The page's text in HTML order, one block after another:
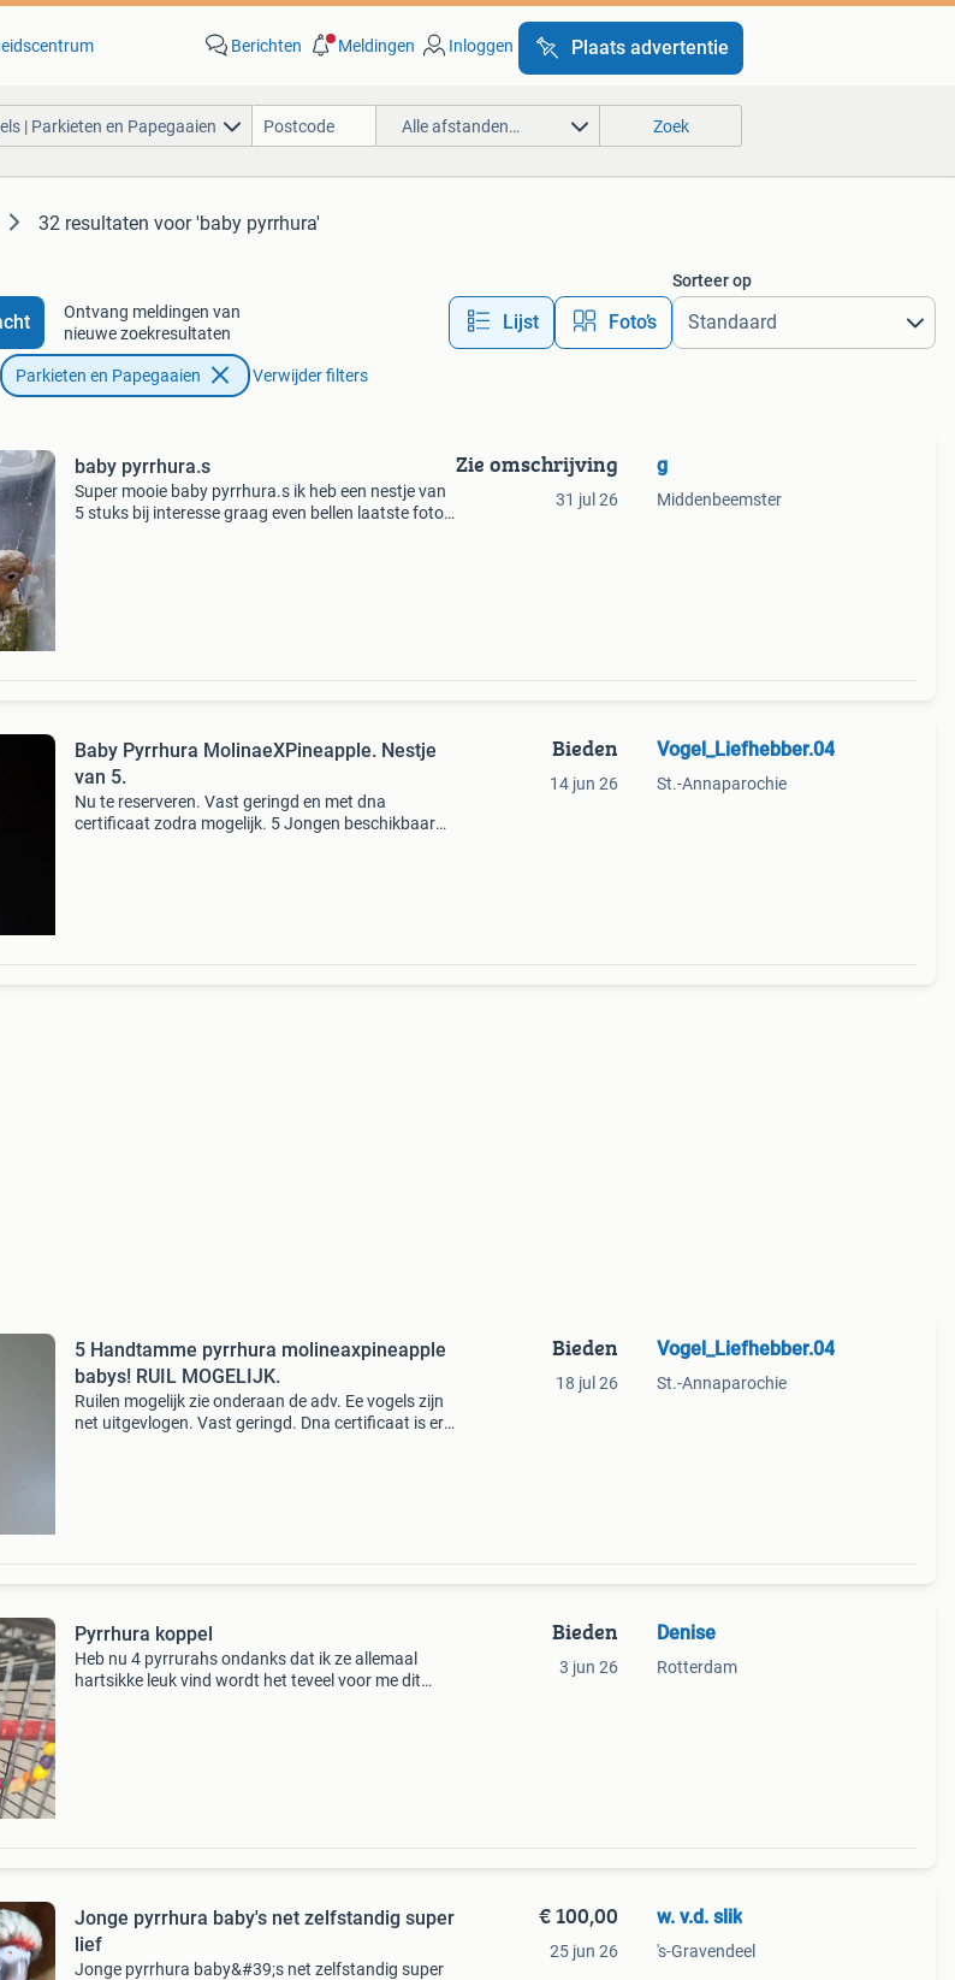
Berichten Meldingen Inloggen Plaats advertentie
| Parkieten en Papegaaien Alle afstanden… Zoek
32 resultaten voor 'baby pyrrhura'
Ontvang meldingen van
nieuwe zoekresultaten
Lijst Foto’s
Sorteer op
Parkieten en Papegaaien Verwijder filters
baby pyrrhura.s
Super mooie baby pyrrhura.s ik heb een nestje van
5 stuks bij interesse graag even bellen laatste foto
Zie omschrijving
31 jul 26
g
Middenbeemster
Baby Pyrrhura MolinaeXPineapple. Nestje
van 5.
Nu te reserveren. Vast geringd en met dna
certificaat zodra mogelijk. 5 Jongen beschikbaar
Bieden
14 jun 26
Vogel_Liefhebber.04
St.-Annaparochie
5 Handtamme pyrrhura molineaxpineapple
babys! RUIL MOGELIJK.
Ruilen mogelijk zie onderaan de adv. Ee vogels zijn
net uitgevlogen. Vast geringd. Dna certificaat is er
Bieden
18 jul 26
Vogel_Liefhebber.04
St.-Annaparochie
Pyrrhura koppel
Heb nu 4 pyrrurahs ondanks dat ik ze allemaal
hartsikke leuk vind wordt het teveel voor me dit
Bieden
3 jun 26
Denise
Rotterdam
Jonge pyrrhura baby's net zelfstandig super
lief
Jonge pyrrhura baby&#39;s net zelfstandig super
€ 100,00
25 jun 26
w. v.d. slik
's-Gravendeel